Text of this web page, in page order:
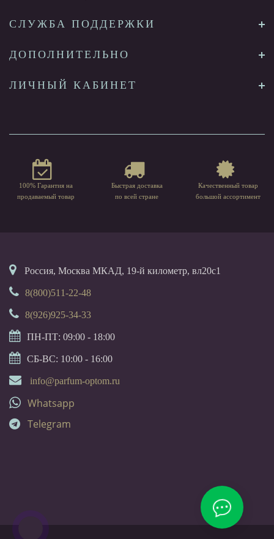
СЛУЖБА ПОДДЕРЖКИ
ДОПОЛНИТЕЛЬНО
ЛИЧНЫЙ КАБИНЕТ
100% Гарантия на
продаваемый товар
Быстрая доставка
по всей стране
Качественный товар
большой ассортимент
Россия, Москва МКАД, 19-й километр, вл20с1
8(800)511-22-48
8(926)925-34-33
ПН-ПТ: 09:00 - 18:00
СБ-ВС: 10:00 - 16:00
info@parfum-optom.ru
Whatsapp
Telegram